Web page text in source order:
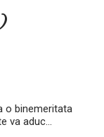
o binemeritata
va aduc...